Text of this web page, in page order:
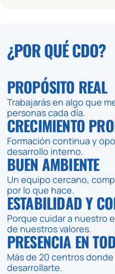
¿POR QUÉ CDO?
PROPÓSITO REAL
Trabajarás en algo que
personas cada día.
CRECIMIENTO
Formación continua y
desarrollo interno.
BUEN AMBIENTE
Un equipo cercano,
por lo que hace.
ESTABILIDAD Y
Porque cuidar a nuestro
de nuestros valores.
PRESENCIA EN
Más de 20 centros
desarrollarte.